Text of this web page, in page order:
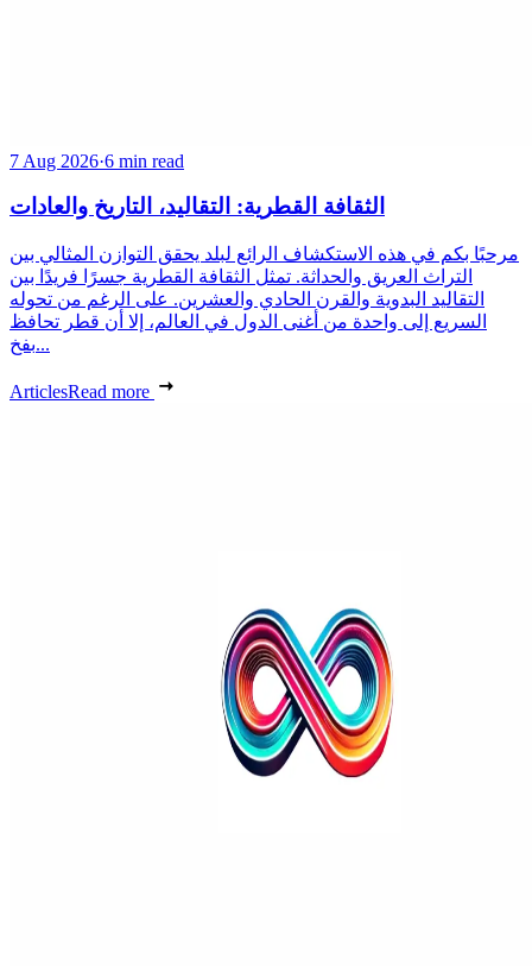
7 Aug 2026·6 min read
الثقافة القطرية: التقاليد، التاريخ والعادات
مرحبًا بكم في هذه الاستكشاف الرائع لبلد يحقق التوازن المثالي بين
التراث العريق والحداثة. تمثل الثقافة القطرية جسرًا فريدًا بين
التقاليد البدوية والقرن الحادي والعشرين. على الرغم من تحوله
السريع إلى واحدة من أغنى الدول في العالم، إلا أن قطر تحافظ
بفخ...
ArticlesRead more